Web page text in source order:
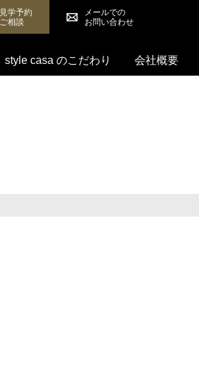
見学予約
ご相談
メールでの
お問い合わせ
style casa のこだわり 会社概要